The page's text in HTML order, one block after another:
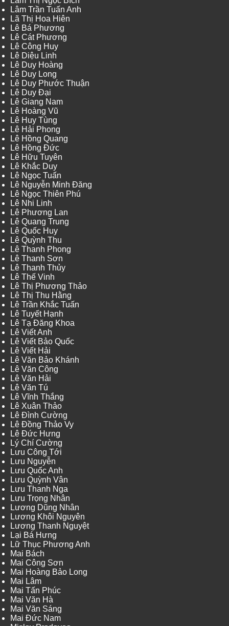
Lâm Trần Tuấn Anh
Lã Thị Hoa Hiên
Lê Bá Phương
Lê Cát Phương
Lê Công Huy
Lê Diệu Linh
Lê Duy Hoàng
Lê Duy Long
Lê Duy Phước Thuận
Lê Duy Đại
Lê Giang Nam
Lê Hoàng Vũ
Lê Huy Tùng
Lê Hải Phong
Lê Hồng Quang
Lê Hồng Đức
Lê Hữu Tuyên
Lê Khắc Duy
Lê Ngọc Tuấn
Lê Nguyễn Minh Đăng
Lê Ngọc Thiên Phú
Lê Nhi Linh
Lê Phương Lan
Lê Quang Trung
Lê Quốc Huy
Lê Quỳnh Thu
Lê Thanh Phong
Lê Thanh Sơn
Lê Thanh Thủy
Lê Thế Vinh
Lê Thị Phương Thảo
Lê Thị Thu Hằng
Lê Trần Khắc Tuấn
Lê Tuyết Hạnh
Lê Tạ Đăng Khoa
Lê Viết Anh
Lê Viết Bảo Quốc
Lê Viết Hải
Lê Văn Bảo Khánh
Lê Văn Công
Lê Văn Hải
Lê Văn Tú
Lê Vĩnh Thắng
Lê Xuân Thảo
Lê Đình Cường
Lê Đồng Thảo Vy
Lê Đức Hưng
Lý Chí Cường
Lưu Công Tới
Lưu Nguyễn
Lưu Quốc Anh
Lưu Quỳnh Vân
Lưu Thanh Nga
Lưu Trọng Nhân
Lương Dũng Nhân
Lương Khôi Nguyên
Lương Thanh Nguyệt
Lại Bá Hưng
Lữ Thục Phương Anh
Mai Bách
Mai Công Sơn
Mai Hoàng Bảo Long
Mai Lâm
Mai Tấn Phúc
Mai Văn Hà
Mai Văn Sáng
Mai Đức Nam